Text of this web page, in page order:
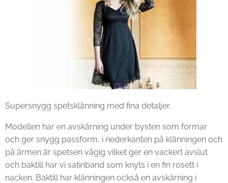
Supersnygg spetsklänning med fina detaljer.
Modellen har en avskärning under bysten som formar
och ger snygg passform, i nederkanten på klänningen och
på ärmen är spetsen vågig vilket ger en vackert avslut
och baktill har vi satinband som knyts i en fin rosett i
nacken. Baktill har klänningen också en avskärning i